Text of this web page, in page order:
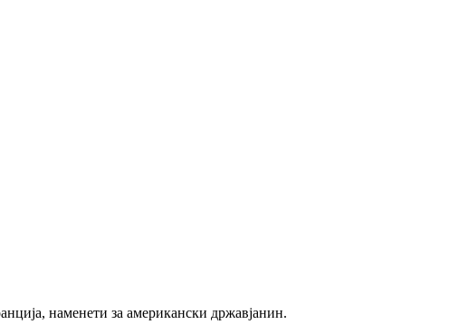
наменети за американски државјанин.